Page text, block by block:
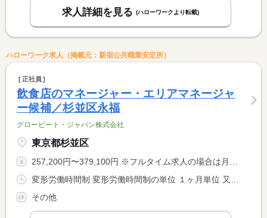
求人詳細を見る (ハローワークより転載)
ハローワーク求人（掲載元：新宿公共職業安定所）
正社員
飲食店のマネージャー・エリアマネージャ
ー候補／杉並区永福
グロービート・ジャパン株式会社
東京都杉並区
257,200円〜379,100円 ※フルタイム求人の場合は月額（換算額）、パート求人の場合は時間額を表示しています。
その他